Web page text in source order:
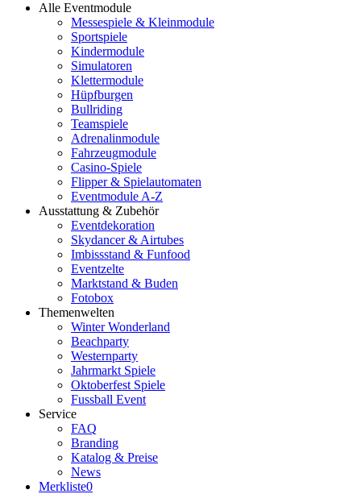
Alle Eventmodule
Messespiele & Kleinmodule
Sportspiele
Kindermodule
Simulatoren
Klettermodule
Hüpfburgen
Bullriding
Teamspiele
Adrenalinmodule
Fahrzeugmodule
Casino-Spiele
Flipper & Spielautomaten
Eventmodule A-Z
Ausstattung & Zubehör
Eventdekoration
Skydancer & Airtubes
Imbissstand & Funfood
Eventzelte
Marktstand & Buden
Fotobox
Themenwelten
Winter Wonderland
Beachparty
Westernparty
Jahrmarkt Spiele
Oktoberfest Spiele
Fussball Event
Service
FAQ
Branding
Katalog & Preise
News
Merkliste0